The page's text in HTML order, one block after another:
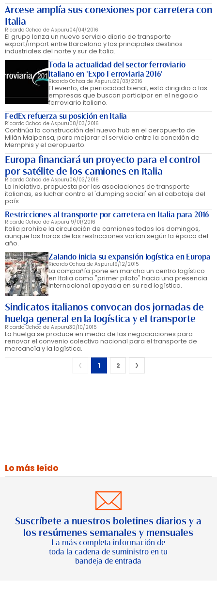
Arcese amplía sus conexiones por carretera con
Italia
Ricardo Ochoa de Aspuru04/04/2016
El grupo lanza un nuevo servicio diario de transporte
export/import entre Barcelona y los principales destinos
industriales del norte y sur de Italia.
Toda la actualidad del sector ferroviario
italiano en 'Expo Ferroviaria 2016'
Ricardo Ochoa de Aspuru29/03/2016
El evento, de periocidad bienal, está dirigidio a las
empresas que buscan participar en el negocio
ferroviario italiano.
FedEx refuerza su posición en Italia
Ricardo Ochoa de Aspuru08/03/2016
Continúa la construcción del nuevo hub en el aeropuerto de
Milán Malpensa, para mejorar el servicio entre la conexión de
Memphis y el aeropuerto.
Europa financiará un proyecto para el control
por satélite de los camiones en Italia
Ricardo Ochoa de Aspuru06/03/2016
La iniciativa, propuesta por las asociaciones de transporte
italianas, es luchar contra el 'dumping social' en el cabotaje del
país.
Restricciones al transporte por carretera en Italia para 2016
Ricardo Ochoa de Aspuru19/01/2016
Italia prohíbe la circulación de camiones todos los domingos,
aunque las horas de las restricciones varían según la época del
año.
Zalando inicia su expansión logística en Europa
Ricardo Ochoa de Aspuru19/12/2015
La compañía pone en marcha un centro logístico
en Italia como "primer piloto" hacia una presencia
internacional apoyada en su red logística.
Sindicatos italianos convocan dos jornadas de
huelga general en la logística y el transporte
Ricardo Ochoa de Aspuru30/10/2015
La huelga se produce en medio de las negociaciones para
renovar el convenio colectivo nacional para el transporte de
mercancía y la logística.
1 2
Lo más leído
Suscríbete a nuestros boletines diarios y a
los resúmenes semanales y mensuales
La más completa información de
toda la cadena de suministro en tu
bandeja de entrada